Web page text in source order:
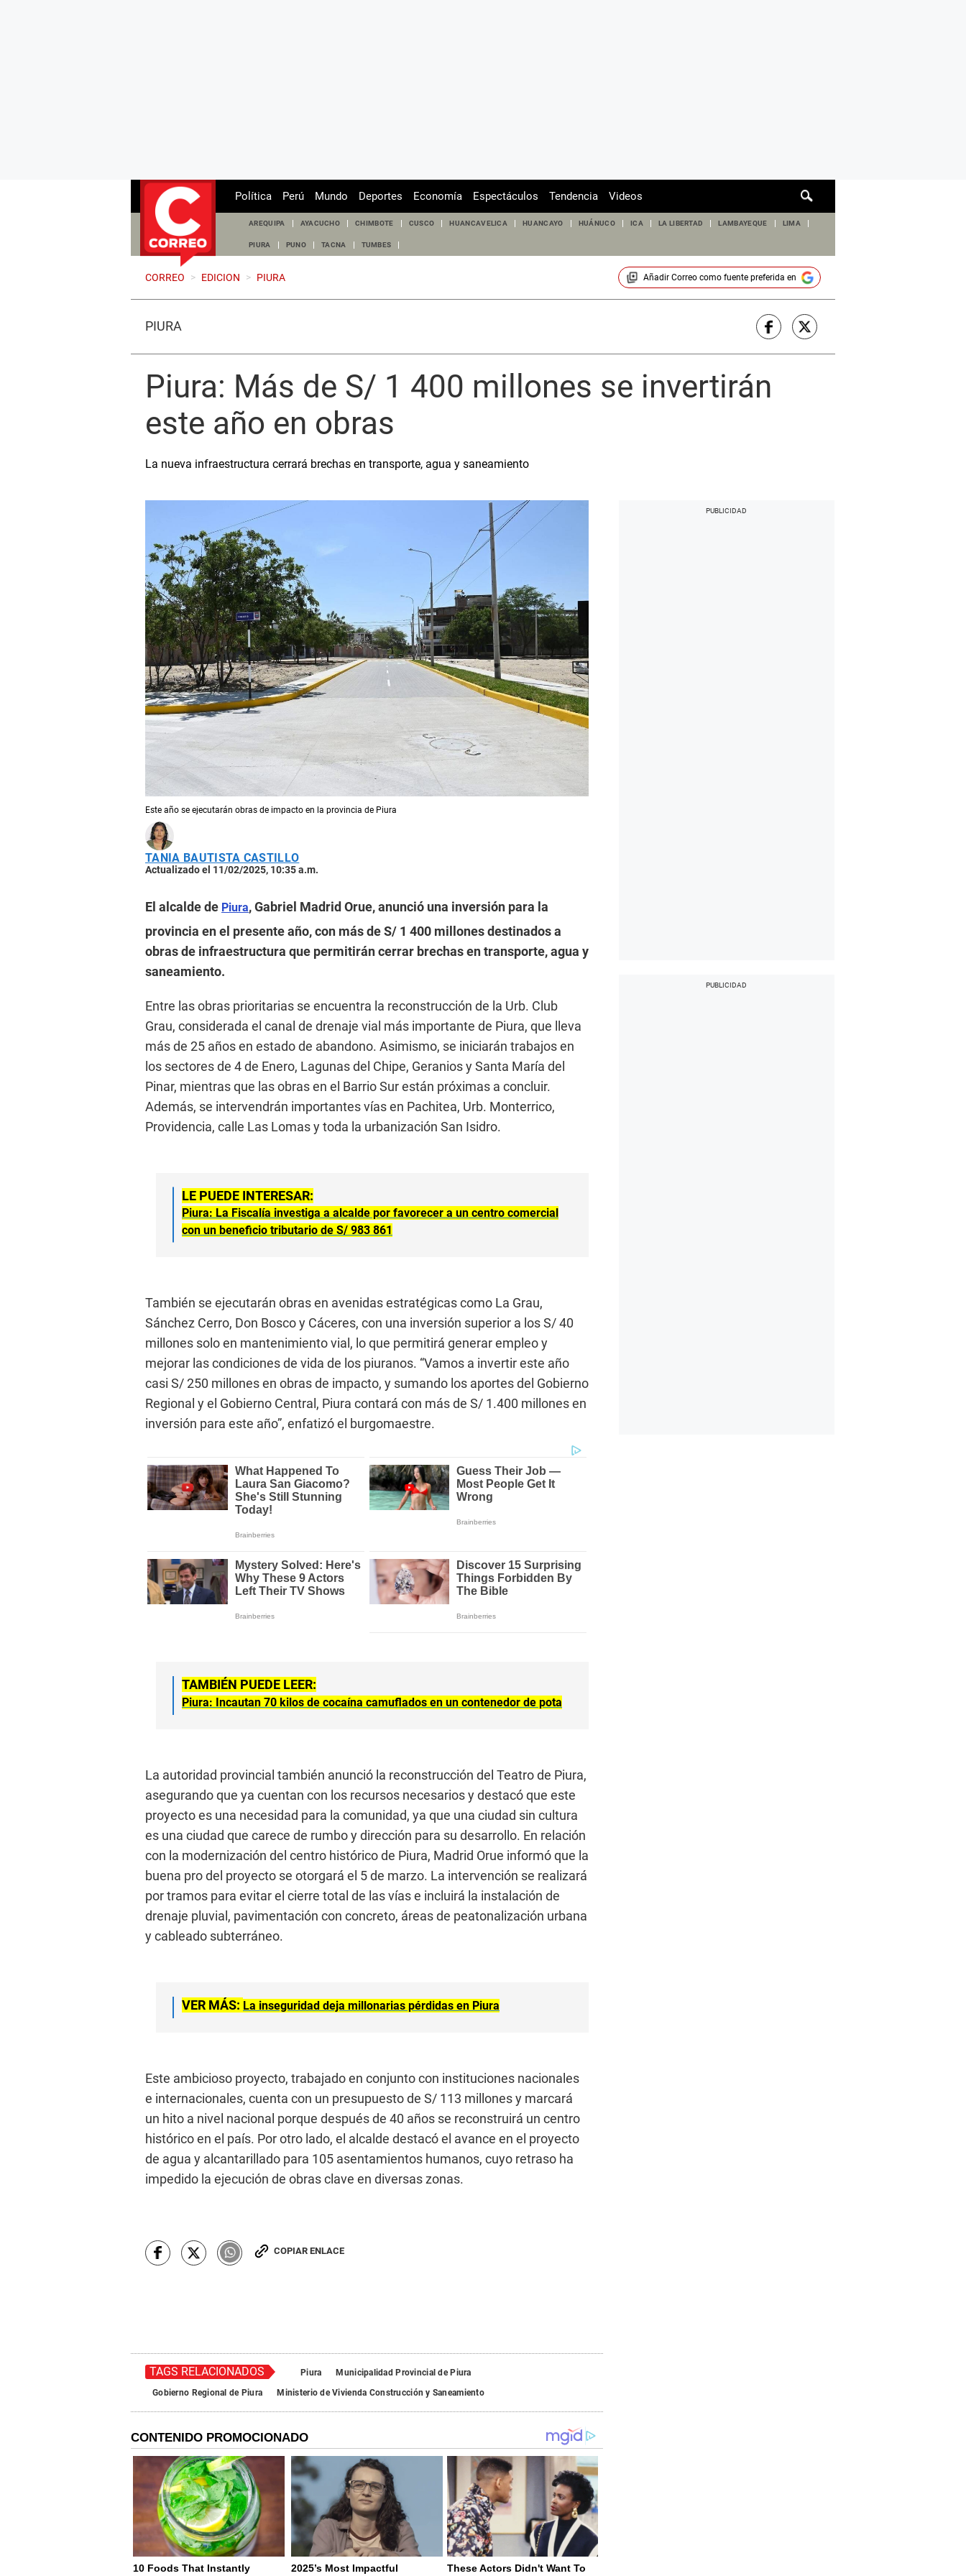
de
Política Perú Mundo Deportes Economía Espectáculos Tendencia Videos
AREQUIPA AYACUCHO CHIMBOTE CUSCO HUANCAVELICA HUANCAYO HUÁNUCO ICA LA LIBERTAD LAMBAYEQUE LIMA
PIURA PUNO TACNA TUMBES
CORREO > EDICION > PIURA Añadir Correocomo fuente preferida en
PIURA
Piura: Más de S/ 1 400 millones se invertirán
este año en obras
La nueva infraestructura cerrará brechas en transporte, agua y saneamiento
Este año se ejecutarán obras de impacto en la provincia de Piura
TANIA BAUTISTA CASTILLO
Actualizado el 11/02/2025, 10:35 a.m.
El alcalde de Piura, Gabriel Madrid Orue, anunció una inversión para la
provincia en el presente año, con más de S/ 1 400 millones destinados a
obras de infraestructura que permitirán cerrar brechas en transporte, agua y
saneamiento.
Entre las obras prioritarias se encuentra la reconstrucción de la Urb. Club
Grau, considerada el canal de drenaje vial más importante de Piura, que lleva
más de 25 años en estado de abandono. Asimismo, se iniciarán trabajos en
los sectores de 4 de Enero, Lagunas del Chipe, Geranios y Santa María del
Pinar, mientras que las obras en el Barrio Sur están próximas a concluir.
Además, se intervendrán importantes vías en Pachitea, Urb. Monterrico,
Providencia, calle Las Lomas y toda la urbanización San Isidro.
LE PUEDE INTERESAR:
Piura: La Fiscalía investiga a alcalde por favorecer a un centro comercial
con un beneficio tributario de S/ 983 861
También se ejecutarán obras en avenidas estratégicas como La Grau,
Sánchez Cerro, Don Bosco y Cáceres, con una inversión superior a los S/ 40
millones solo en mantenimiento vial, lo que permitirá generar empleo y
mejorar las condiciones de vida de los piuranos. “Vamos a invertir este año
casi S/ 250 millones en obras de impacto, y sumando los aportes del Gobierno
Regional y el Gobierno Central, Piura contará con más de S/ 1.400 millones en
inversión para este año”, enfatizó el burgomaestre.
TAMBIÉN PUEDE LEER:
Piura: Incautan 70 kilos de cocaína camuflados en un contenedor de pota
La autoridad provincial también anunció la reconstrucción del Teatro de Piura,
asegurando que ya cuentan con los recursos necesarios y destacó que este
proyecto es una necesidad para la comunidad, ya que una ciudad sin cultura
es una ciudad que carece de rumbo y dirección para su desarrollo. En relación
con la modernización del centro histórico de Piura, Madrid Orue informó que la
buena pro del proyecto se otorgará el 5 de marzo. La intervención se realizará
por tramos para evitar el cierre total de las vías e incluirá la instalación de
drenaje pluvial, pavimentación con concreto, áreas de peatonalización urbana
y cableado subterráneo.
VER MÁS: La inseguridad deja millonarias pérdidas en Piura
Este ambicioso proyecto, trabajado en conjunto con instituciones nacionales
e internacionales, cuenta con un presupuesto de S/ 113 millones y marcará
un hito a nivel nacional porque después de 40 años se reconstruirá un centro
histórico en el país. Por otro lado, el alcalde destacó el avance en el proyecto
de agua y alcantarillado para 105 asentamientos humanos, cuyo retraso ha
impedido la ejecución de obras clave en diversas zonas.
COPIAR ENLACE
TAGS RELACIONADOS Piura
Municipalidad Provincial de Piura
Gobierno Regional de Piura
Ministerio de Vivienda Construcción y Saneamiento